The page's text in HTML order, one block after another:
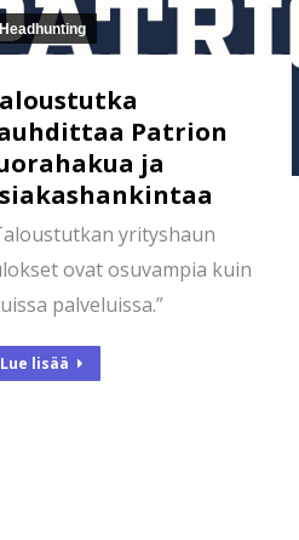
Patrion
ja
yrityshaun
ovat osuvampia kuin
palveluissa.”
Lue lisää